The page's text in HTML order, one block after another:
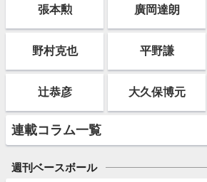
張本勲 廣岡達朗
野村克也 平野謙
辻恭彦 大久保博元
連載コラム一覧
週刊ベースボール